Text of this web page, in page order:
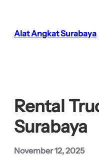
konten
Alat Angkat Surabaya
Rental
Surabaya
November 12, 2025